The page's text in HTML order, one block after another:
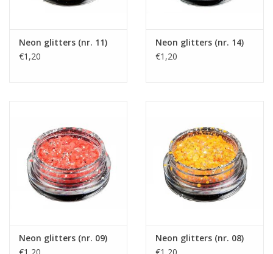
Glitters ombre Spray
Nail Mist
Neon glitters (nr. 11)
€1,20
Neon glitters (nr. 14)
€1,20
Neon glitters (nr. 09)
€1,20
Neon glitters (nr. 08)
€1,20